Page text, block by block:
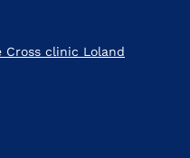
Cross clinic Loland